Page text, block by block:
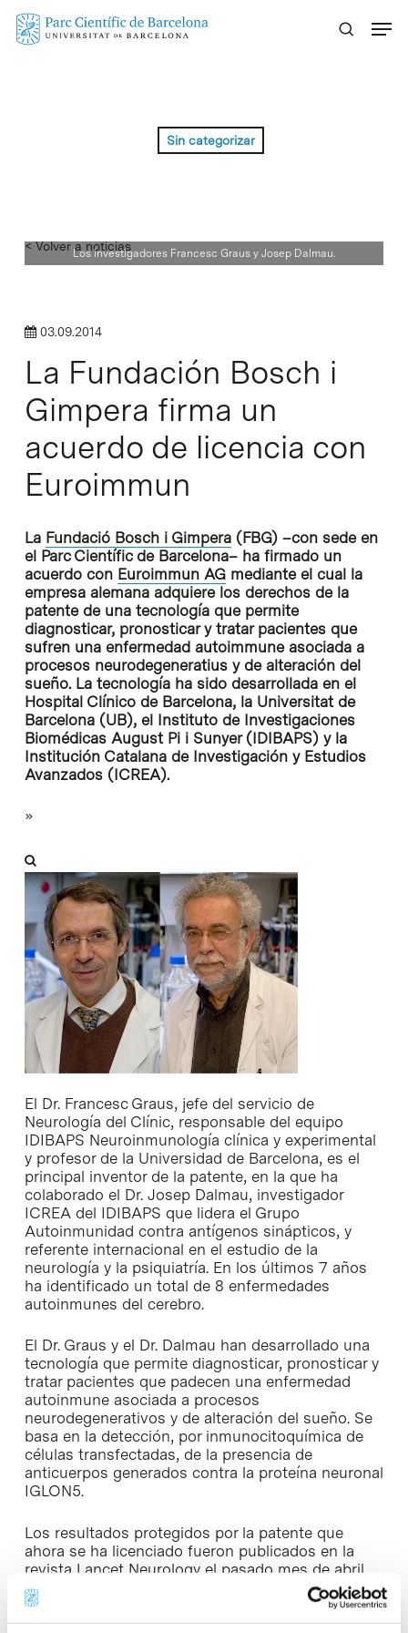
Skip
Sin categorizar
< Volver a noticias
Los investigadores Francesc Graus y Josep Dalmau.
03.09.2014
La Fundación Bosch i
Gimpera firma un
acuerdo de licencia con
Euroimmun
La Fundació Bosch i Gimpera(FBG) –con sede en
el Parc Científic de Barcelona– ha firmado un
acuerdo con Euroimmun AGmediante el cual la
empresa alemana adquiere los derechos de la
patente de una tecnología que permite
diagnosticar, pronosticar y tratar pacientes que
sufren una enfermedad autoimmune asociada a
procesos neurodegeneratius y de alteración del
sueño. La tecnología ha sido desarrollada en el
Hospital Clínico de Barcelona, la Universitat de
Barcelona (UB), el Instituto de Investigaciones
Biomédicas August Pi i Sunyer (IDIBAPS) y la
Institución Catalana de Investigación y Estudios
Avanzados (ICREA).
»
El Dr. Francesc Graus, jefe del servicio de
Neurología del Clínic, responsable del equipo
IDIBAPS Neuroinmunología clínica y experimental
y profesor de la Universidad de Barcelona, es el
principal inventor de la patente, en la que ha
colaborado el Dr. Josep Dalmau, investigador
ICREA del IDIBAPS que lidera el Grupo
Autoinmunidad contra antígenos sinápticos, y
referente internacional en el estudio de la
neurología y la psiquiatría. En los últimos 7 años
ha identificado un total de 8 enfermedades
autoinmunes del cerebro.
El Dr. Graus y el Dr. Dalmau han desarrollado una
tecnología que permite diagnosticar, pronosticar y
tratar pacientes que padecen una enfermedad
autoinmune asociada a procesos
neurodegenerativos y de alteración del sueño. Se
basa en la detección, por inmunocitoquímica de
células transfectadas, de la presencia de
anticuerpos generados contra la proteína neuronal
IGLON5.
Los resultados protegidos por la patente que
ahora se ha licenciado fueron publicados en la
revista Lancet Neurology el pasado mes de abril.
Los investigadores identificaron la presencia de
un anticuerpo que actúa contra una proteína
neuronal, IgLON5, responsable del proceso